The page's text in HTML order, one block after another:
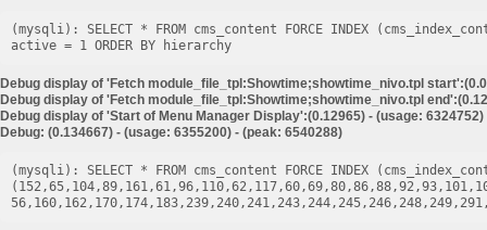
(mysqli): SELECT * FROM cms_content FORCE INDEX
Debug display of 'Fetch module_file_tpl:Showtime;showtime_nivo.tpl
Debug display of 'Fetch module_file_tpl:Showtime;showtime_nivo.tpl
Debug display of 'Start of Menu Manager Display':(0.12965) - (usage:
Debug: (0.134667) - (usage: 6355200) - (peak: 6540288)
(mysqli): SELECT * FROM cms_content FORCE INDEX